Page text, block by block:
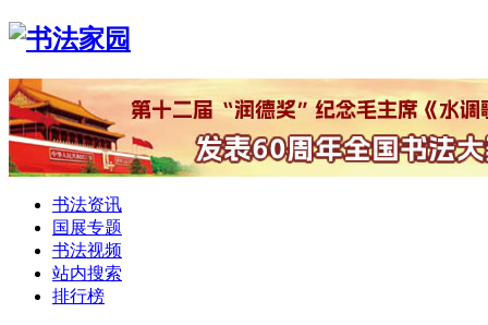
书法资讯
国展专题
书法视频
站内搜索
排行榜